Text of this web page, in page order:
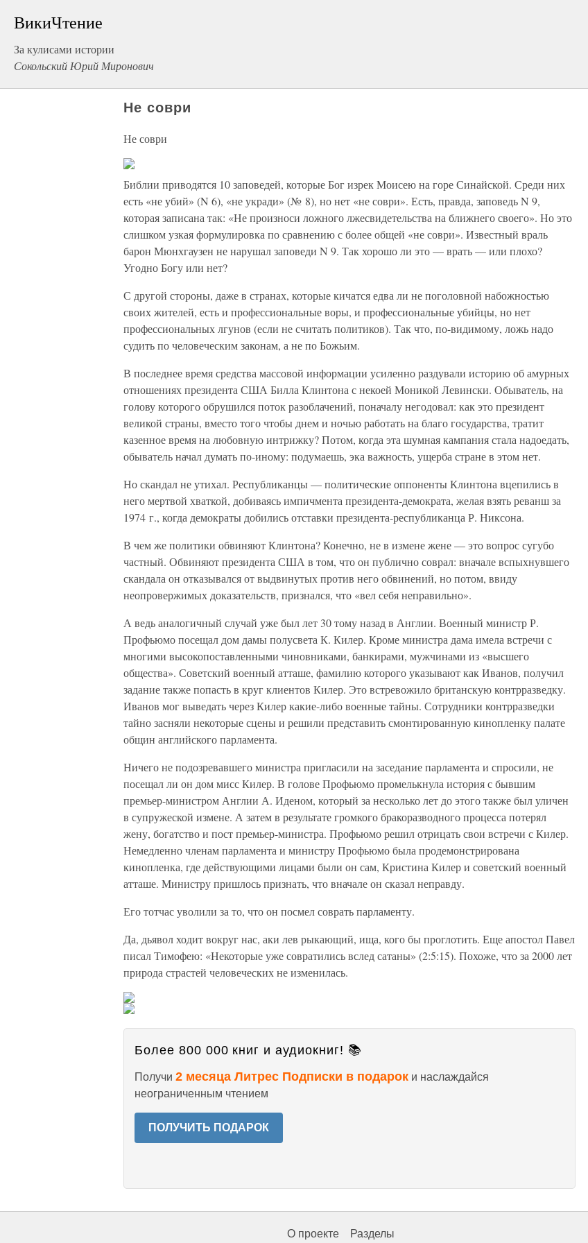
ВикиЧтение
За кулисами истории
Сокольский Юрий Миронович
Не соври
Не соври
Библии приводятся 10 заповедей, которые Бог изрек Моисею на горе Синайской. Среди них
есть «не убий» (N 6), «не укради» (№ 8), но нет «не соври». Есть, правда, заповедь N 9,
которая записана так: «Не произноси ложного лжесвидетельства на ближнего своего». Но это
слишком узкая формулировка по сравнению с более общей «не соври». Известный враль
барон Мюнхгаузен не нарушал заповеди N 9. Так хорошо ли это — врать — или плохо?
Угодно Богу или нет?
С другой стороны, даже в странах, которые кичатся едва ли не поголовной набожностью
своих жителей, есть и профессиональные воры, и профессиональные убийцы, но нет
профессиональных лгунов (если не считать политиков). Так что, по-видимому, ложь надо
судить по человеческим законам, а не по Божьим.
В последнее время средства массовой информации усиленно раздували историю об амурных
отношениях президента США Билла Клинтона с некоей Моникой Левински. Обыватель, на
голову которого обрушился поток разоблачений, поначалу негодовал: как это президент
великой страны, вместо того чтобы днем и ночью работать на благо государства, тратит
казенное время на любовную интрижку? Потом, когда эта шумная кампания стала надоедать,
обыватель начал думать по-иному: подумаешь, эка важность, ущерба стране в этом нет.
Но скандал не утихал. Республиканцы — политические оппоненты Клинтона вцепились в
него мертвой хваткой, добиваясь импичмента президента-демократа, желая взять реванш за
1974 г., когда демократы добились отставки президента-республиканца Р. Никсона.
В чем же политики обвиняют Клинтона? Конечно, не в измене жене — это вопрос сугубо
частный. Обвиняют президента США в том, что он публично соврал: вначале вспыхнувшего
скандала он отказывался от выдвинутых против него обвинений, но потом, ввиду
неопровержимых доказательств, признался, что «вел себя неправильно».
А ведь аналогичный случай уже был лет 30 тому назад в Англии. Военный министр Р.
Профьюмо посещал дом дамы полусвета К. Килер. Кроме министра дама имела встречи с
многими высокопоставленными чиновниками, банкирами, мужчинами из «высшего
общества». Советский военный атташе, фамилию которого указывают как Иванов, получил
задание также попасть в круг клиентов Килер. Это встревожило британскую контрразведку.
Иванов мог выведать через Килер какие-либо военные тайны. Сотрудники контрразведки
тайно засняли некоторые сцены и решили представить смонтированную кинопленку палате
общин английского парламента.
Ничего не подозревавшего министра пригласили на заседание парламента и спросили, не
посещал ли он дом мисс Килер. В голове Профьюмо промелькнула история с бывшим
премьер-министром Англии А. Иденом, который за несколько лет до этого также был уличен
в супружеской измене. А затем в результате громкого бракоразводного процесса потерял
жену, богатство и пост премьер-министра. Профьюмо решил отрицать свои встречи с Килер.
Немедленно членам парламента и министру Профьюмо была продемонстрирована
кинопленка, где действующими лицами были он сам, Кристина Килер и советский военный
атташе. Министру пришлось признать, что вначале он сказал неправду.
Его тотчас уволили за то, что он посмел соврать парламенту.
Да, дьявол ходит вокруг нас, аки лев рыкающий, ища, кого бы проглотить. Еще апостол Павел
писал Тимофею: «Некоторые уже совратились вслед сатаны» (2:5:15). Похоже, что за 2000 лет
природа страстей человеческих не изменилась.
Более 800 000 книг и аудиокниг! 📚
Получи 2 месяца Литрес Подписки в подарок и наслаждайся
неограниченным чтением
ПОЛУЧИТЬ ПОДАРОК
О проекте Разделы